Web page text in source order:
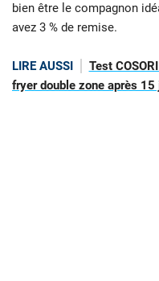
bien être le compagnon
avez 3 % de remise.
LIRE AUSSI
Test
fryer double zone après 15